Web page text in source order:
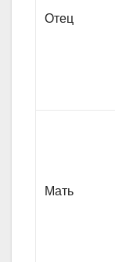
Отец
Мать